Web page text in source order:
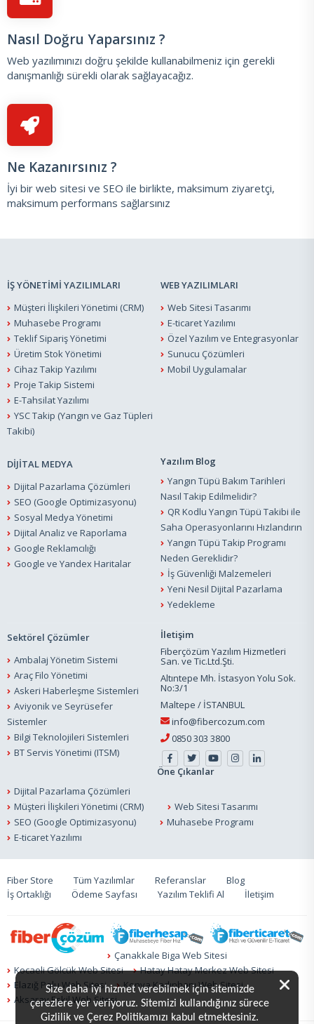
Nasıl Doğru Yaparsınız ?
Web yazılımınızı doğru şekilde kullanabilmeniz için gerekli
danışmanlığı sürekli olarak sağlayacağız.
Ne Kazanırsınız ?
İyi bir web sitesi ve SEO ile birlikte, maksimum ziyaretçi,
maksimum performans sağlarsınız
İŞ YÖNETİMİ YAZILIMLARI
Müşteri İlişkileri Yönetimi (CRM)
Muhasebe Programı
Teklif Sipariş Yönetimi
Üretim Stok Yönetimi
Cihaz Takip Yazılımı
Proje Takip Sistemi
E-Tahsilat Yazılımı
YSC Takip (Yangın ve Gaz Tüpleri
Takibi)
WEB YAZILIMLARI
Web Sitesi Tasarımı
E-ticaret Yazılımı
Özel Yazılım ve Entegrasyonlar
Sunucu Çözümleri
Mobil Uygulamalar
DİJİTAL MEDYA
Dijital Pazarlama Çözümleri
SEO (Google Optimizasyonu)
Sosyal Medya Yönetimi
Dijital Analiz ve Raporlama
Google Reklamcılığı
Google ve Yandex Haritalar
Yazılım Blog
Yangın Tüpü Bakım Tarihleri
Nasıl Takip Edilmelidir?
QR Kodlu Yangın Tüpü Takibi ile
Saha Operasyonlarını Hızlandırın
Yangın Tüpü Takip Programı
Neden Gereklidir?
İş Güvenliği Malzemeleri
Yeni Nesil Dijital Pazarlama
Yedekleme
Sektörel Çözümler
Ambalaj Yönetim Sistemi
Araç Filo Yönetimi
Askeri Haberleşme Sistemleri
Aviyonik ve Seyrüsefer
Sistemler
Bilgi Teknolojileri Sistemleri
BT Servis Yönetimi (ITSM)
İletişim
Fiberçözüm Yazılım Hizmetleri
San. ve Tic.Ltd.Şti.
Altıntepe Mh. İstasyon Yolu Sok.
No:3/1
Maltepe / İSTANBUL
info@fibercozum.com
0850 303 3800
Öne Çıkanlar
Dijital Pazarlama Çözümleri
Müşteri İlişkileri Yönetimi (CRM)
Web Sitesi Tasarımı
SEO (Google Optimizasyonu)
Muhasebe Programı
E-ticaret Yazılımı
Fiber Store Tüm Yazılımlar Referanslar
Blog
İş Ortaklığı
Ödeme Sayfası Yazılım Teklifi Al İletişim
Çanakkale Biga Web Sitesi
Kocaeli Gölcük Web Sitesi
Hatay Hatay Merkez Web Sitesi
Elazığ Palu Web Sitesi
Konya Kadınhanı Web Sitesi
Aksaray Eskil Web Sitesi
Size daha iyi hizmet verebilmek için sitemizde
çerezlere yer veriyoruz. Sitemizi kullandığınız sürece
Gizlilik ve Çerez Politikamızı kabul etmektesiniz.